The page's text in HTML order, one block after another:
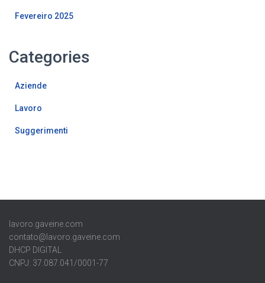
Fevereiro 2025
Categories
Aziende
Lavoro
Suggerimenti
lavoro.gaveine.com
contato@lavoro.gaveine.com
DHCP DIGITAL
CNPJ: 37.087.041/0001-77